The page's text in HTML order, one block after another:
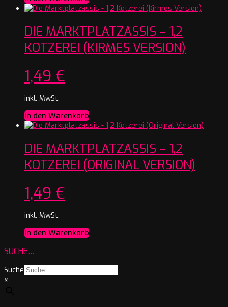
DIE MARKTPLATZASSIS – 1,2
KOTZEREI (KIRMES VERSION)
1,49 €
inkl. MwSt.
In den Warenkorb
DIE MARKTPLATZASSIS – 1,2
KOTZEREI (ORIGINAL VERSION)
1,49 €
inkl. MwSt.
In den Warenkorb
SUCHE…
Suche
×